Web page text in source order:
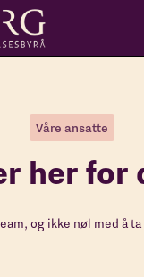
Våre ansatte
her for
og ikke nøl med å